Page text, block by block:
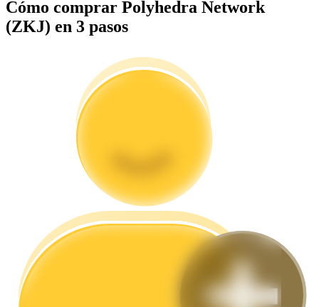
Guía de inicio de futuros
Estrategias comerciales
Aprenda cómo mantenerse rentable
Cómo comprar Polyhedra Network
(ZKJ) en 3 pasos